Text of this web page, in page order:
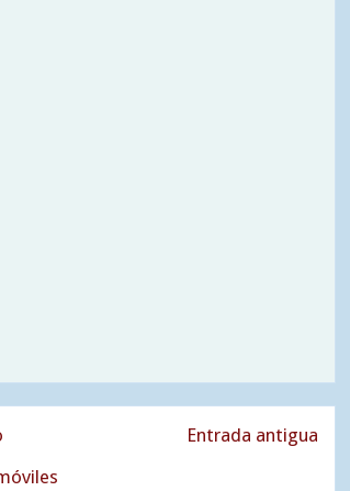
Entrada antigua